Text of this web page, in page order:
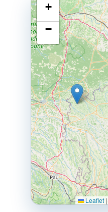
+
−
Leaflet |